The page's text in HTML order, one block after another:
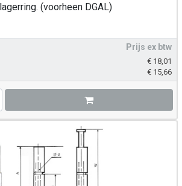
(voorheen DGAL)
Prijs ex btw
€ 18,01
€ 15,66